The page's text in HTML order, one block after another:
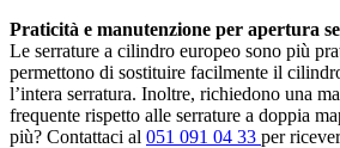
Praticità e manutenzione per apertura
Le serrature a cilindro europeo sono più
permettono di sostituire facilmente il
l’intera serratura. Inoltre, richiedono una
frequente rispetto alle serrature a doppia
più? Contattaci al 051 091 04 33 per